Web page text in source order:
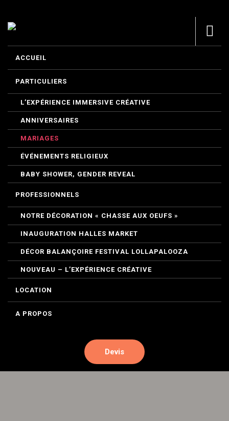
Devis
ACCUEIL
PARTICULIERS
L’EXPÉRIENCE IMMERSIVE CRÉATIVE
ANNIVERSAIRES
MARIAGES
ÉVÉNEMENTS RELIGIEUX
BABY SHOWER, GENDER REVEAL
PROFESSIONNELS
NOTRE DÉCORATION « CHASSE AUX OEUFS »
INAUGURATION HALLES MARKET
DÉCOR BALANÇOIRE FESTIVAL LOLLAPALOOZA
NOUVEAU – L’EXPÉRIENCE CRÉATIVE
LOCATION
A PROPOS